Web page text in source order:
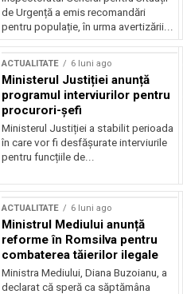
de Urgență a emis recomandări
pentru populație, în urma avertizării...
ACTUALITATE 6 luni ago
Ministerul Justiției anunță
programul interviurilor pentru
procurori-șefi
Ministerul Justiției a stabilit perioada
în care vor fi desfășurate interviurile
pentru funcțiile de...
ACTUALITATE 6 luni ago
Ministrul Mediului anunță
reforme în Romsilva pentru
combaterea tăierilor ilegale
Ministra Mediului, Diana Buzoianu, a
declarat că speră ca săptămâna